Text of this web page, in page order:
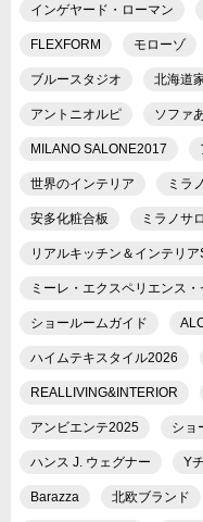
インゲヤード・ローマン
FLEXFORM モローゾ
ブルースタジオ 北海道
アントニオルピ ソファ
MILANO SALONE2017
世界のインテリア ミラ
安多化粧合板 ミラノサ
リアルキッチン＆インテリ
ミーレ・エクスペリエンス
ショールームガイド
ハイムテキスタイル2026
REALLIVING&INTERIOR
アンビエンテ2025 ショ
ハンス J. ウェグナー Y
Barazza 北欧ブランド